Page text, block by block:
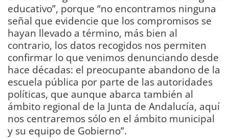
educativo”, porque “no encontramos ninguna
señal que evidencie que los compromisos se
hayan llevado a término, más bien al
contrario, los datos recogidos nos permiten
confirmar lo que venimos denunciando desde
hace décadas: el preocupante abandono de la
escuela pública por parte de las autoridades
políticas, que aunque abarca también al
ámbito regional de la Junta de Andalucía, aquí
nos centraremos sólo en el ámbito municipal
y su equipo de Gobierno”.